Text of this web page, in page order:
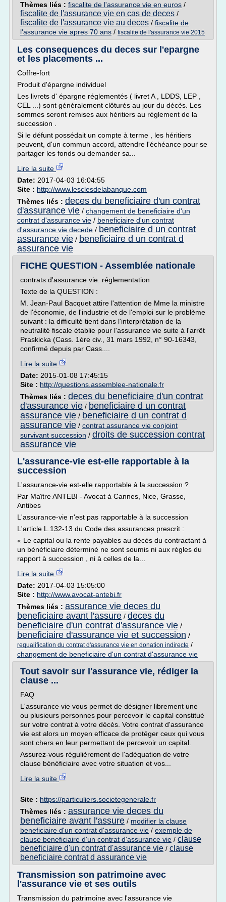
Thèmes liés : fiscalite de l'assurance vie en euros /
fiscalite de l'assurance vie en cas de deces /
fiscalite de l'assurance vie au deces / fiscalite de
l'assurance vie apres 70 ans / fiscalite de l'assurance vie 2015
Les consequences du deces sur l'epargne
et les placements ...
Coffre-fort
Produit d'épargne individuel
Les livrets d' épargne réglementés ( livret A , LDDS, LEP ,
CEL ...) sont généralement clôturés au jour du décès. Les
sommes seront remises aux héritiers au règlement de la
succession .
Si le défunt possédait un compte à terme , les héritiers
peuvent, d'un commun accord, attendre l'échéance pour se
partager les fonds ou demander sa...
Lire la suite
Date: 2017-04-03 16:04:55
Site : http://www.lesclesdelabanque.com
Thèmes liés : deces du beneficiaire d'un contrat
d'assurance vie / changement de beneficiaire d'un
contrat d'assurance vie / beneficiaire d'un contrat
d'assurance vie decede / beneficiaire d un contrat
assurance vie / beneficiaire d un contrat d
assurance vie
FICHE QUESTION - Assemblée nationale
contrats d'assurance vie. réglementation
Texte de la QUESTION :
M. Jean-Paul Bacquet attire l'attention de Mme la ministre
de l'économie, de l'industrie et de l'emploi sur le problème
suivant : la difficulté tient dans l'interprétation de la
neutralité fiscale établie pour l'assurance vie suite à l'arrêt
Praskicka (Cass. 1ère civ., 31 mars 1992, n° 90-16343,
confirmé depuis par Cass....
Lire la suite
Date: 2015-01-08 17:45:15
Site : http://questions.assemblee-nationale.fr
Thèmes liés : deces du beneficiaire d'un contrat
d'assurance vie / beneficiaire d un contrat
assurance vie / beneficiaire d un contrat d
assurance vie / contrat assurance vie conjoint
survivant succession / droits de succession contrat
assurance vie
L'assurance-vie est-elle rapportable à la
succession
L'assurance-vie est-elle rapportable à la succession ?
Par Maître ANTEBI - Avocat à Cannes, Nice, Grasse,
Antibes
L'assurance-vie n'est pas rapportable à la succession
L'article L.132-13 du Code des assurances prescrit :
« Le capital ou la rente payables au décès du contractant à
un bénéficiaire déterminé ne sont soumis ni aux règles du
rapport à succession , ni à celles de la...
Lire la suite
Date: 2017-04-03 15:05:00
Site : http://www.avocat-antebi.fr
Thèmes liés : assurance vie deces du
beneficiaire avant l'assure / deces du
beneficiaire d'un contrat d'assurance vie /
beneficiaire d'assurance vie et succession /
requalification du contrat d'assurance vie en donation indirecte /
changement de beneficiaire d'un contrat d'assurance vie
Tout savoir sur l'assurance vie, rédiger la
clause ...
FAQ
L'assurance vie vous permet de désigner librement une
ou plusieurs personnes pour percevoir le capital constitué
sur votre contrat à votre décès. Votre contrat d'assurance
vie est alors un moyen efficace de protéger ceux qui vous
sont chers en leur permettant de percevoir un capital.
Assurez-vous régulièrement de l'adéquation de votre
clause bénéficiaire avec votre situation et vos...
Lire la suite
Site : https://particuliers.societegenerale.fr
Thèmes liés : assurance vie deces du
beneficiaire avant l'assure / modifier la clause
beneficiaire d'un contrat d'assurance vie / exemple de
clause beneficiaire d'un contrat d'assurance vie / clause
beneficiaire d'un contrat d'assurance vie / clause
beneficiaire contrat d assurance vie
Transmission son patrimoine avec
l'assurance vie et ses outils
Transmission du patrimoine avec l'assurance vie